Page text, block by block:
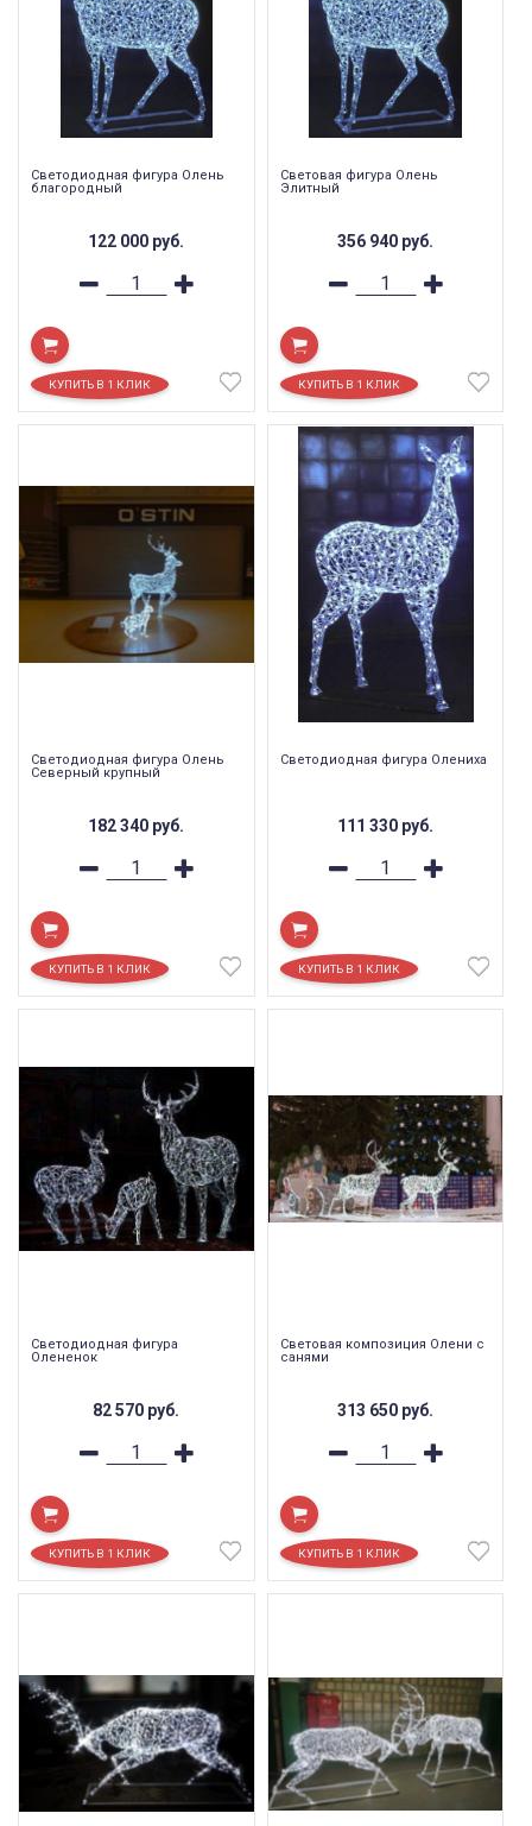
Светодиодная фигура Олень
благородный
122 000 руб.
Световая фигура Олень
Элитный
356 940 руб.
Светодиодная фигура Олень
Северный крупный
182 340 руб.
Светодиодная фигура Олениха
111 330 руб.
Светодиодная фигура
Олененок
82 570 руб.
Световая композиция Олени с
санями
313 650 руб.